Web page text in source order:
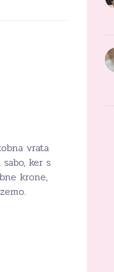
vrata
ker s
krone,